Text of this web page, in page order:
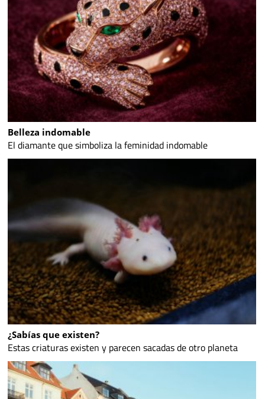
Belleza indomable
El diamante que simboliza la feminidad indomable
¿Sabías que existen?
Estas criaturas existen y parecen sacadas de otro planeta